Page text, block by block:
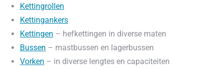
Kettingrollen
Kettingankers
Kettingen – hefkettingen in diverse maten
Bussen – mastbussen en lagerbussen
Vorken – in diverse lengtes en capaciteiten